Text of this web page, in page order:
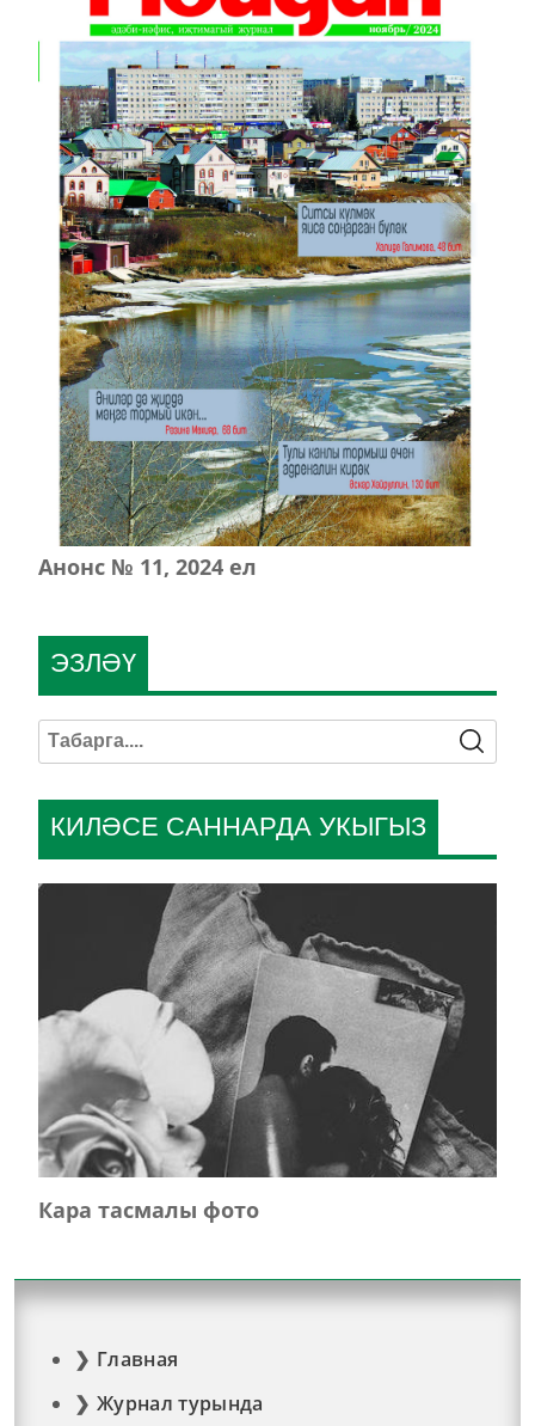
Анонс № 11, 2024 ел
КИЛӘСЕ САННАРДА УКЫГЫЗ
Кара тасмалы фото
ЭЗЛӘҮ
Главная
Журнал турында